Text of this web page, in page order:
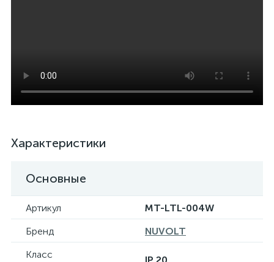
Характеристики
Основные
Артикул
MT-LTL-004W
Бренд
NUVOLT
Класс